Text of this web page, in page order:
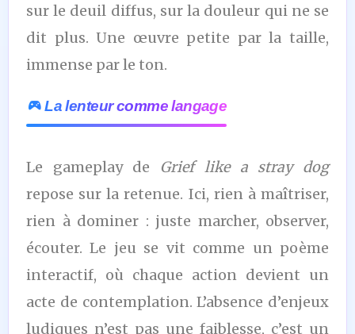
sur le deuil diffus, sur la douleur qui ne se
dit plus. Une œuvre petite par la taille,
immense par le ton.
La lenteur comme langage
Le gameplay de Grief like a stray dog
repose sur la retenue. Ici, rien à maîtriser,
rien à dominer : juste marcher, observer,
écouter. Le jeu se vit comme un poème
interactif, où chaque action devient un
acte de contemplation. L’absence d’enjeux
ludiques n’est pas une faiblesse, c’est un